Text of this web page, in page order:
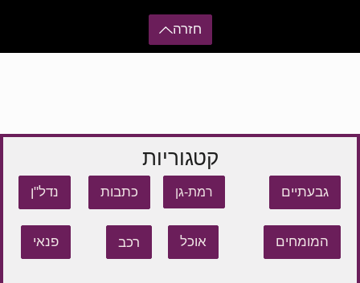
חזרה
קטגוריות
גבעתיים רמת-גן כתבות נדל"ן
המומחים אוכל רכב פנאי